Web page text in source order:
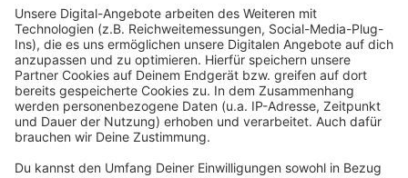
Dort nehme ich dich mit in meine Welt zwischen
Alltag, Tiefe und Wachstum.
Wenn dir diese Folge gefallen hat, freue ich mich,
wenn du sie teilst oder den Podcast
weiterempfiehlst.
Und wie immer:
Deine Kraft ist bereits in dir.